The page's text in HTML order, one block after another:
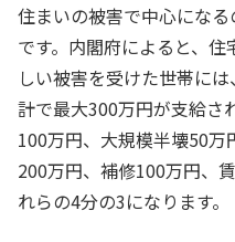
住まいの被害で中心にな
です。内閣府によると、
しい被害を受けた世帯に
計で最大300万円が支給さ
100万円、大規模半壊50万
200万円、補修100万円、
れらの4分の3になります。